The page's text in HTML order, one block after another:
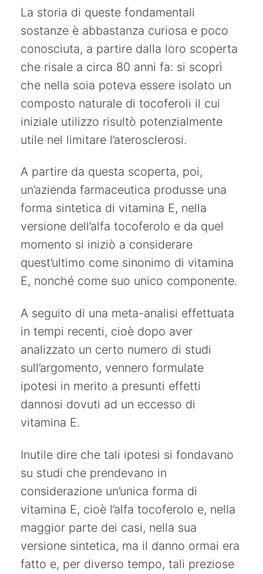
La storia di queste fondamentali
sostanze è abbastanza curiosa e poco
conosciuta, a partire dalla loro scoperta
che risale a circa 80 anni fa: si scoprì
che nella soia poteva essere isolato un
composto naturale di tocoferoli il cui
iniziale utilizzo risultò potenzialmente
utile nel limitare l’aterosclerosi.
A partire da questa scoperta, poi,
un’azienda farmaceutica produsse una
forma sintetica di vitamina E, nella
versione dell’alfa tocoferolo e da quel
momento si iniziò a considerare
quest’ultimo come sinonimo di vitamina
E, nonché come suo unico componente.
A seguito di una meta-analisi effettuata
in tempi recenti, cioè dopo aver
analizzato un certo numero di studi
sull’argomento, vennero formulate
ipotesi in merito a presunti effetti
dannosi dovuti ad un eccesso di
vitamina E.
Inutile dire che tali ipotesi si fondavano
su studi che prendevano in
considerazione un’unica forma di
vitamina E, cioè l’alfa tocoferolo e, nella
maggior parte dei casi, nella sua
versione sintetica, ma il danno ormai era
fatto e, per diverso tempo, tali preziose